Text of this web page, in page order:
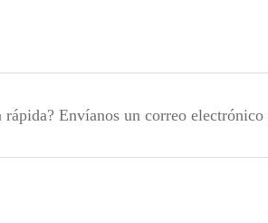
rápida? Envíanos un correo electrónico